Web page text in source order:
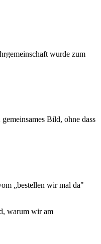
wurde zum
Bild, ohne dass
„bestellen wir mal da"
warum wir am